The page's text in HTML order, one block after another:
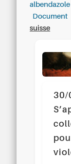
Document
suisse
30/